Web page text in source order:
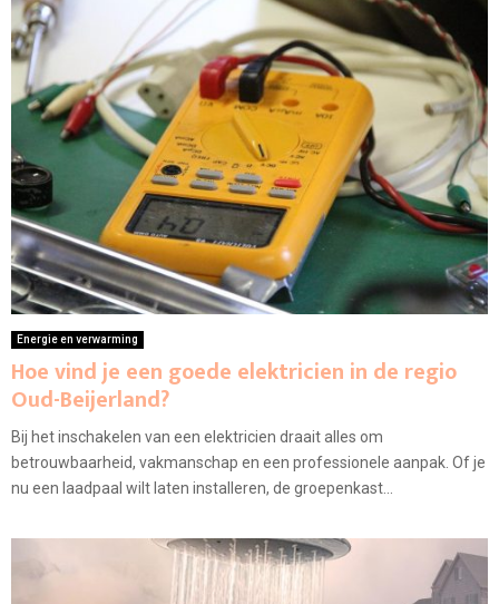
Energie en verwarming
Hoe vind je een goede elektricien in de regio
Oud-Beijerland?
Bij het inschakelen van een elektricien draait alles om
betrouwbaarheid, vakmanschap en een professionele aanpak. Of je
nu een laadpaal wilt laten installeren, de groepenkast...